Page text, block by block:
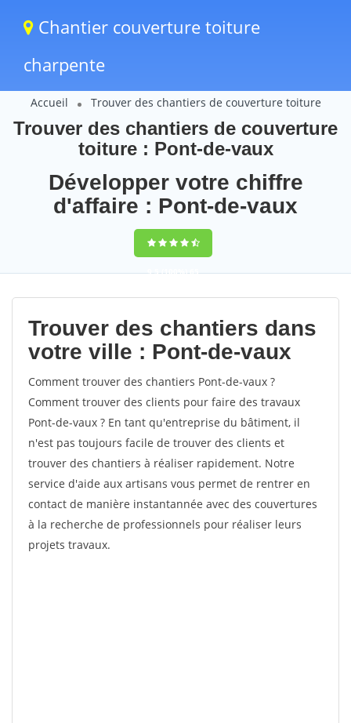
Chantier couverture toiture
charpente
Accueil Trouver des chantiers de couverture toiture
Trouver des chantiers de couverture
toiture : Pont-de-vaux
Développer votre chiffre
d'affaire : Pont-de-vaux
9,5(100%)65
votes
Trouver des chantiers dans
votre ville : Pont-de-vaux
Comment trouver des chantiers Pont-de-vaux ?
Comment trouver des clients pour faire des travaux
Pont-de-vaux ? En tant qu'entreprise du bâtiment, il
n'est pas toujours facile de trouver des clients et
trouver des chantiers à réaliser rapidement. Notre
service d'aide aux artisans vous permet de rentrer en
contact de manière instantannée avec des couvertures
à la recherche de professionnels pour réaliser leurs
projets travaux.